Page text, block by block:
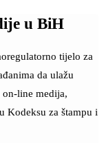
u BiH
tijelo za
da ulažu
on-line medija,
Kodeksu za štampu i